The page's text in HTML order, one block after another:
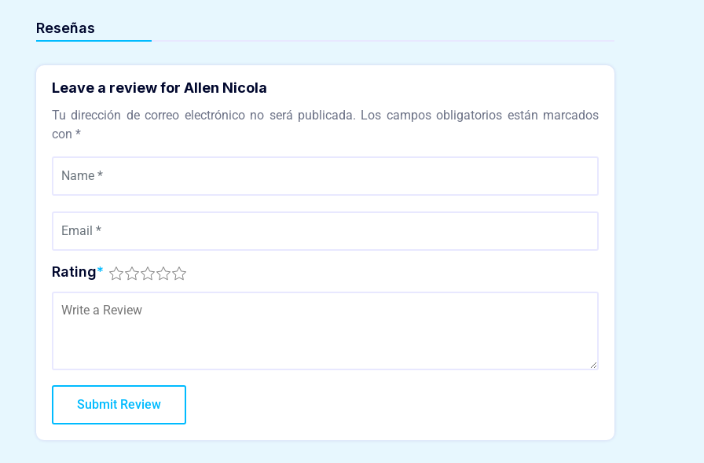
Reseñas
Leave a review for Allen Nicola
Tu dirección de correo electrónico no será publicada. Los campos obligatorios están marcados
con *
Rating*